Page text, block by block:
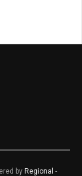
by Regional -